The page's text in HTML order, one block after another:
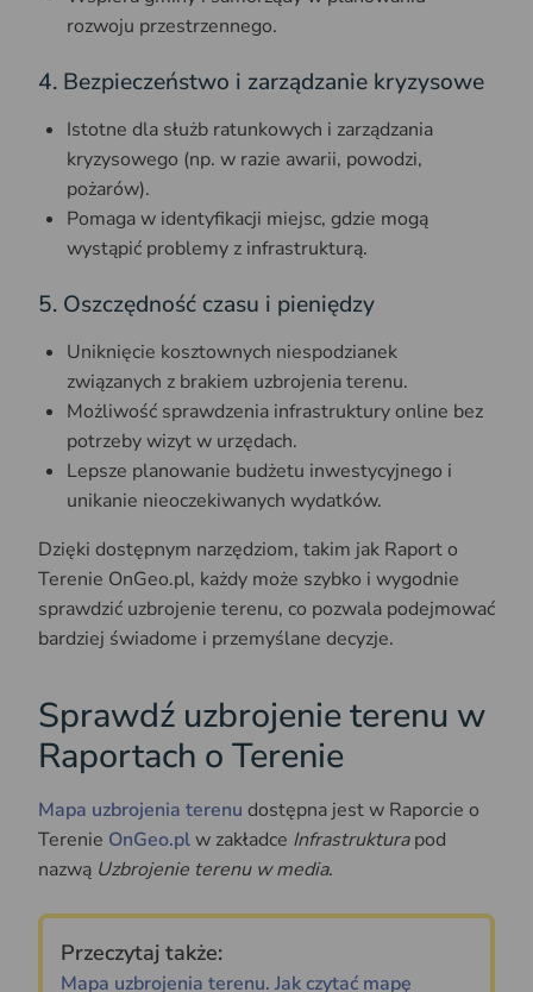
rozwoju przestrzennego.
4. Bezpieczeństwo i zarządzanie kryzysowe
Istotne dla służb ratunkowych i zarządzania
kryzysowego (np. w razie awarii, powodzi,
pożarów).
Pomaga w identyfikacji miejsc, gdzie mogą
wystąpić problemy z infrastrukturą.
5. Oszczędność czasu i pieniędzy
Uniknięcie kosztownych niespodzianek
związanych z brakiem uzbrojenia terenu.
Możliwość sprawdzenia infrastruktury online bez
potrzeby wizyt w urzędach.
Lepsze planowanie budżetu inwestycyjnego i
unikanie nieoczekiwanych wydatków.
Dzięki dostępnym narzędziom, takim jak Raport o
Terenie OnGeo.pl, każdy może szybko i wygodnie
sprawdzić uzbrojenie terenu, co pozwala podejmować
bardziej świadome i przemyślane decyzje.
Sprawdź uzbrojenie terenu w
Raportach o Terenie
Mapa uzbrojenia terenu dostępna jest w Raporcie o
Terenie OnGeo.plw zakładce Infrastrukturapod
nazwą Uzbrojenie terenu w media.
Przeczytaj także:
Mapa uzbrojenia terenu. Jak czytać mapę